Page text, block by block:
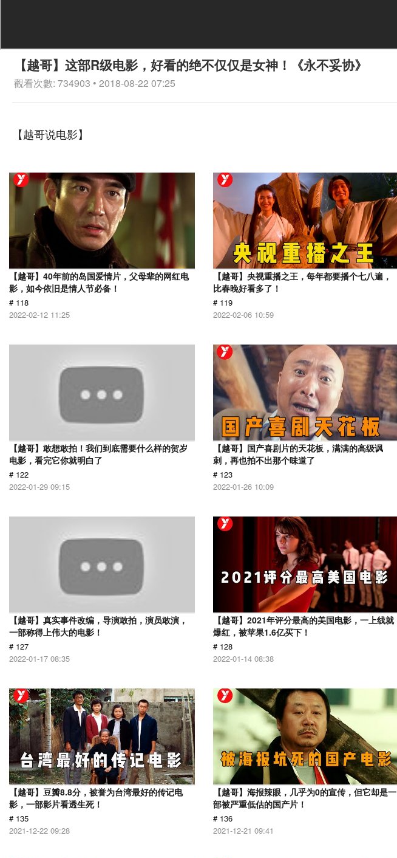
【越哥】这部R级电影，好看的绝不仅仅是女神！《永不妥协》
觀看次數: 734903 • 2018-08-22 07:25
【越哥说电影】
【越哥】40年前的岛国爱情片，父母辈的网红电
影，如今依旧是情人节必备！
# 118
2022-02-12 11:25
【越哥】央视重播之王，每年都要播个七八遍，
比春晚好看多了！
# 119
2022-02-06 10:59
【越哥】敢想敢拍！我们到底需要什么样的贺岁
电影，看完它你就明白了
# 122
2022-01-29 09:15
【越哥】国产喜剧片的天花板，满满的高级讽
刺，再也拍不出那个味道了
# 123
2022-01-26 10:09
【越哥】真实事件改编，导演敢拍，演员敢演，
一部称得上伟大的电影！
# 127
2022-01-17 08:35
【越哥】2021年评分最高的美国电影，一上线就
爆红，被苹果1.6亿买下！
# 128
2022-01-14 08:38
【越哥】豆瓣8.8分，被誉为台湾最好的传记电
影，一部影片看透生死！
# 135
2021-12-22 09:28
【越哥】海报辣眼，几乎为0的宣传，但它却是一
部被严重低估的国产片！
# 136
2021-12-21 09:41